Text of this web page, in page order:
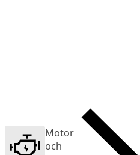
Motor
och